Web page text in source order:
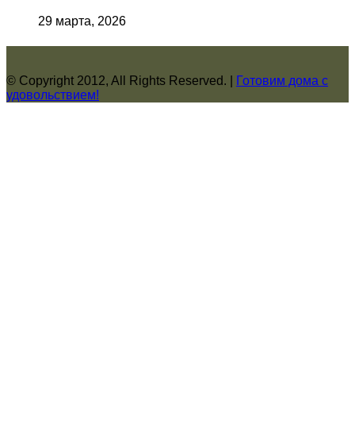
29 марта, 2026
© Copyright 2012, All Rights Reserved. |
Готовим дома с
удовольствием!